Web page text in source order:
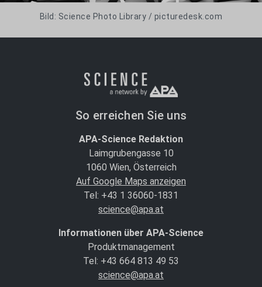
Bild: Science Photo Library / picturedesk.com
So erreichen Sie uns
APA-Science Redaktion
Laimgrubengasse 10
1060 Wien, Österreich
Auf Google Maps anzeigen
Tel: +43 1 36060-1831
science@apa.at
Informationen über APA-Science
Produktmanagement
Tel: +43 664 813 49 53
science@apa.at